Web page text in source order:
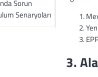
3.
Sorun
Senaryoları